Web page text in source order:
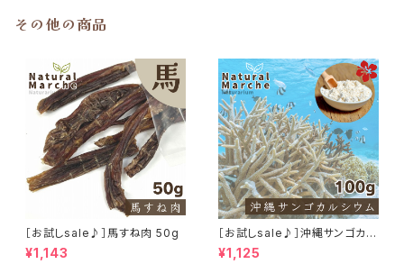
その他の商品
［お試しsale♪］馬すね肉 50g
¥1,143
［お試しsale♪］沖縄サンゴカル
シウム たっぷり100g
¥1,125